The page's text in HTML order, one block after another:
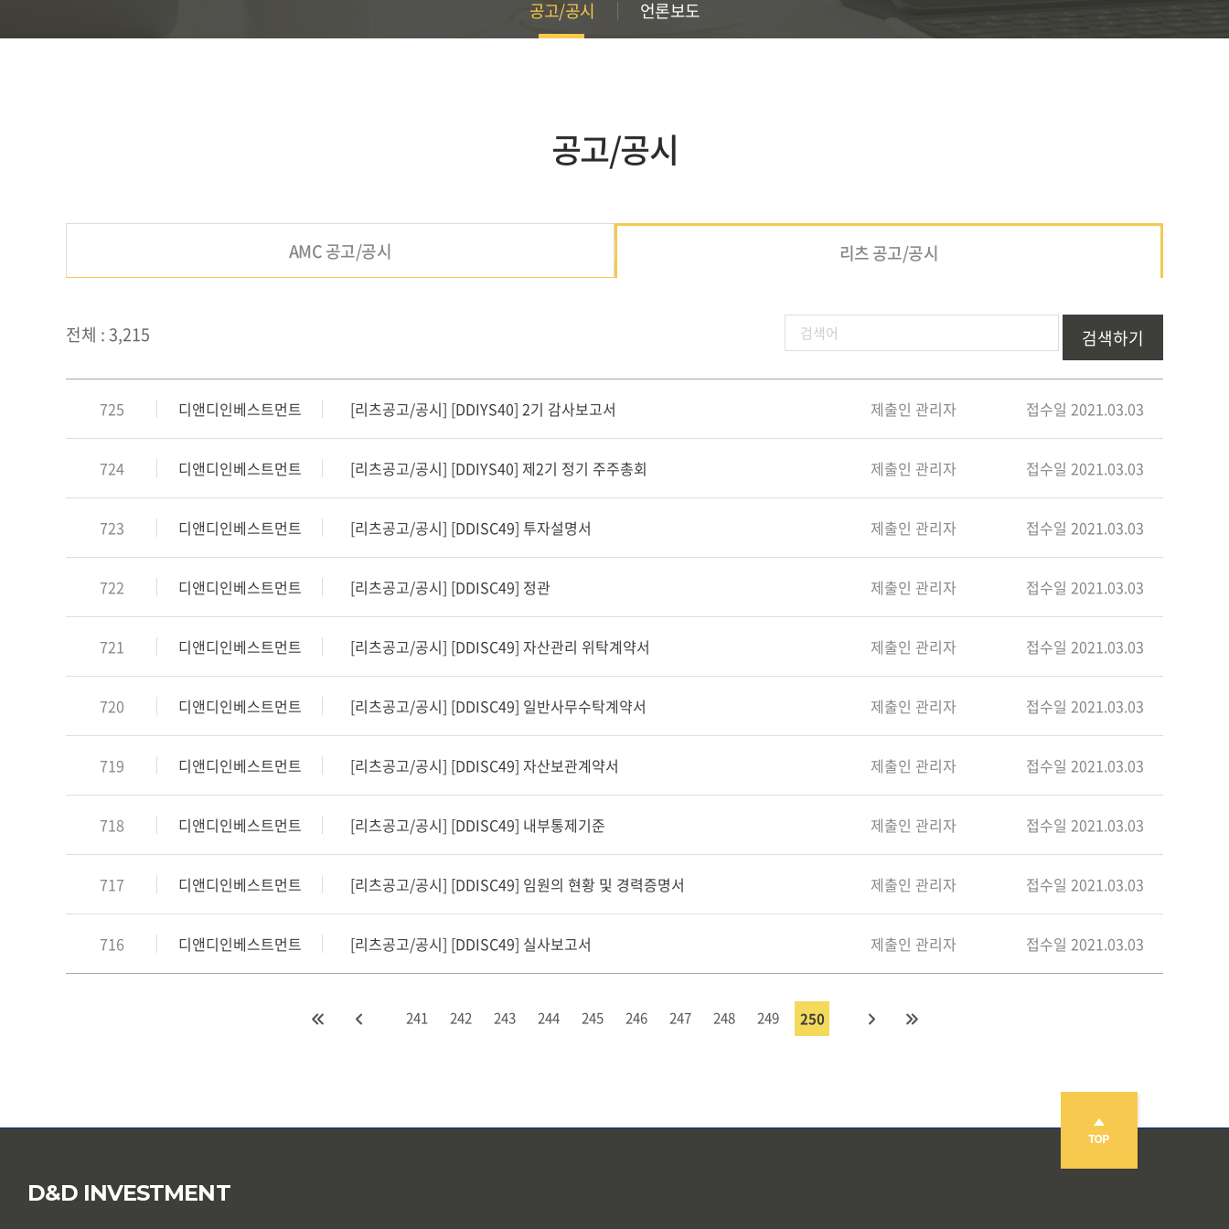
공고/공시 언론보도
공고/공시
AMC 공고/공시 리츠 공고/공시
전체 : 3,215 검색하기
725 디앤디인베스트먼트 [리츠공고/공시] [DDIYS40] 2기 감사보고서 제출인 관리자 접수일 2021.03.03
724 디앤디인베스트먼트 [리츠공고/공시] [DDIYS40] 제2기 정기 주주총회 제출인 관리자 접수일 2021.03.03
723 디앤디인베스트먼트 [리츠공고/공시] [DDISC49] 투자설명서 제출인 관리자 접수일 2021.03.03
722 디앤디인베스트먼트 [리츠공고/공시] [DDISC49] 정관 제출인 관리자 접수일 2021.03.03
721 디앤디인베스트먼트 [리츠공고/공시] [DDISC49] 자산관리 위탁계약서 제출인 관리자 접수일 2021.03.03
720 디앤디인베스트먼트 [리츠공고/공시] [DDISC49] 일반사무수탁계약서 제출인 관리자 접수일 2021.03.03
719 디앤디인베스트먼트 [리츠공고/공시] [DDISC49] 자산보관계약서 제출인 관리자 접수일 2021.03.03
718 디앤디인베스트먼트 [리츠공고/공시] [DDISC49] 내부통제기준 제출인 관리자 접수일 2021.03.03
717 디앤디인베스트먼트 [리츠공고/공시] [DDISC49] 임원의 현황 및 경력증명서 제출인 관리자 접수일 2021.03.03
716 디앤디인베스트먼트 [리츠공고/공시] [DDISC49] 실사보고서 제출인 관리자 접수일 2021.03.03
241 242 243 244 245 246 247 248 249 250
D&D INVESTMENT